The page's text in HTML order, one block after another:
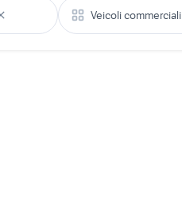
Veicoli commerciali